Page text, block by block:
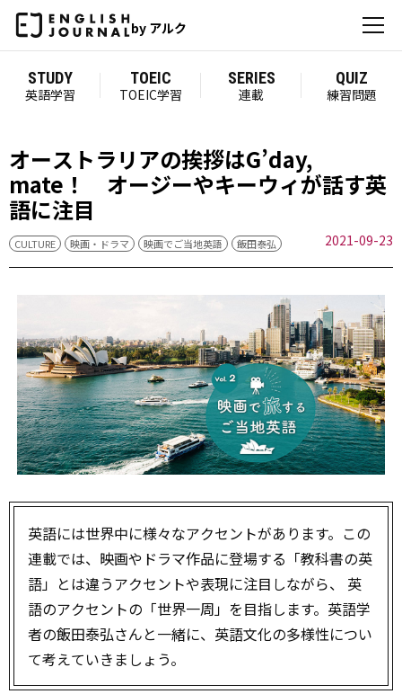
by アルク
STUDY
英語学習
TOEIC
TOEIC学習
SERIES
連載
QUIZ
練習問題
オーストラリアの挨拶はG’day,
mate！ オージーやキーウィが話す英
語に注目
CULTURE 映画・ドラマ 映画でご当地英語 飯田泰弘 2021-09-23
英語には世界中に様々なアクセントがあります。この
連載では、映画やドラマ作品に登場する「教科書の英
語」とは違うアクセントや表現に注目しながら、 英
語のアクセントの「世界一周」を目指します。英語学
者の飯田泰弘さんと一緒に、英語文化の多様性につい
て考えていきましょう。